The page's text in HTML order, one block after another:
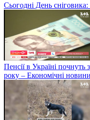
Сьогодні День
Пенсії в Україні
року – Економічні новини